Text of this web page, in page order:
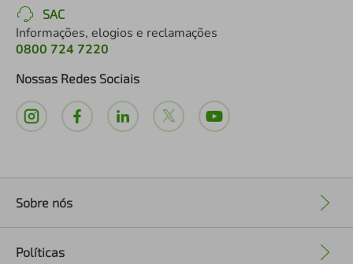
SAC
Informações, elogios e reclamações
0800 724 7220
Nossas Redes Sociais
Sobre nós
Políticas